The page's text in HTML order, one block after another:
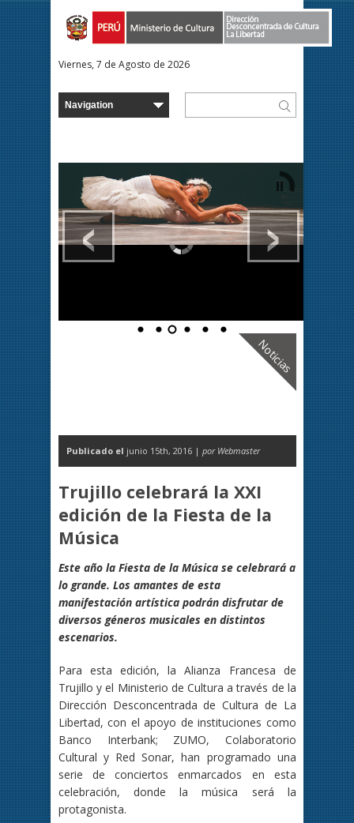
Viernes, 7 de Agosto de 2026
›
‹
Noticias
Publicado el junio 15th, 2016 | por Webmaster
Trujillo celebrará la XXI
edición de la Fiesta de la
Música
Este año la Fiesta de la Música se celebrará a
lo grande. Los amantes de esta
manifestación artística podrán disfrutar de
diversos géneros musicales en distintos
escenarios.
Para esta edición, la Alianza Francesa de
Trujillo y el Ministerio de Cultura a través de la
Dirección Desconcentrada de Cultura de La
Libertad, con el apoyo de instituciones como
Banco Interbank; ZUMO, Colaboratorio
Cultural y Red Sonar, han programado una
serie de conciertos enmarcados en esta
celebración, donde la música será la
protagonista.